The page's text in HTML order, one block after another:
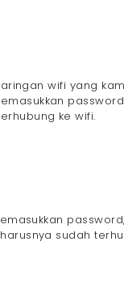
wifi yang
ke wifi.
sudah